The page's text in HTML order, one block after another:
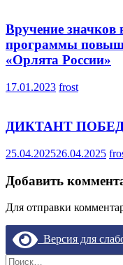
Вручение значков
программы
«Орлята России»
17.01.2023 frost
ДИКТАНТ
25.04.202526.04.2025
Добавить
Для отправки
Версия для
Найти: